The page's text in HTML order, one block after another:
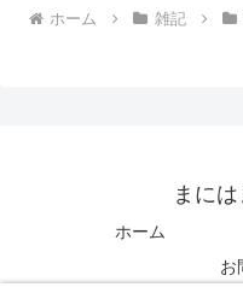
ホーム 雑記
まに
ホーム
お